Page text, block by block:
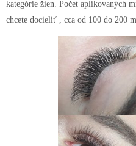
kategórie žien. Počet aplikovaných
chcete docieliť , cca od 100 do 200